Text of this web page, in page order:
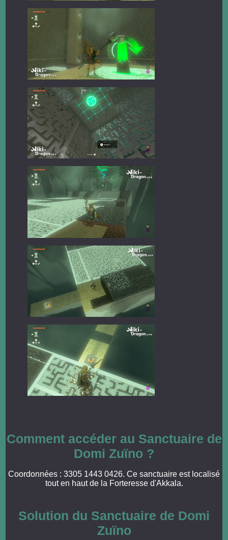
Comment accéder au Sanctuaire de
Domi Zuïno ?
Coordonnées : 3305 1443 0426. Ce sanctuaire est localisé
tout en haut de la Forteresse d'Akkala.
Solution du Sanctuaire de Domi
Zuïno